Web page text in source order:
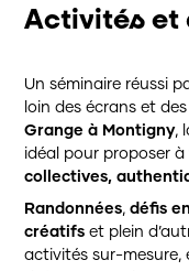
Accueil
L’agence
Activités et
Un séminaire réussi
loin des écrans et
Grange à Montigny,
idéal pour proposer
collectives,
Randonnées,défis
créatifs et plein
activités sur-mesure,